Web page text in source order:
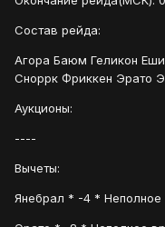
Состав рейда:
Агора Баюм Геликон
Сноррк Фриккен Эрато
Аукционы:
----
Вычеты:
Янебрал * -4 *